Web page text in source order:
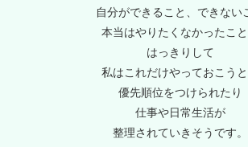
自分ができること、できない
本当はやりたくなかったこ
はっきりして
私はこれだけやっておこう
優先順位をつけられたり
仕事や日常生活が
整理されていきそうです。